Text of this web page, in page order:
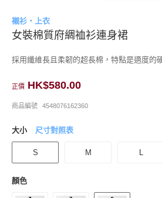
襯衫・上衣
女裝棉質府綢裇衫連身裙
採用纖維長且柔韌的超長棉，特點是適度的
正價 HK$580.00
商品編號 4548076162360
大小 尺寸對照表
S M L
顏色